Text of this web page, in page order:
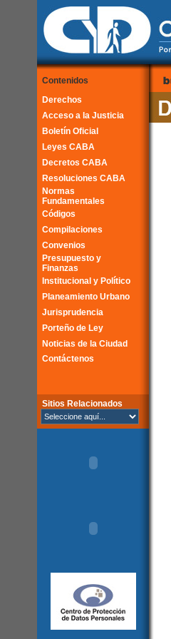
Contenidos
Derechos
Acceso a la Justicia
Boletín Oficial
Leyes CABA
Decretos CABA
Resoluciones CABA
Normas
Fundamentales
Códigos
Compilaciones
Convenios
Presupuesto y
Finanzas
Institucional y Político
Planeamiento Urbano
Jurisprudencia
Porteño de Ley
Noticias de la Ciudad
Contáctenos
Sitios Relacionados